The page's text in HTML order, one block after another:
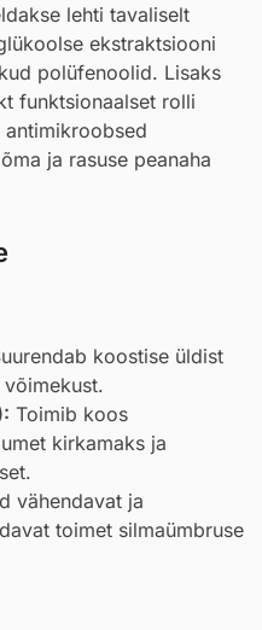
lehti tavaliselt
ekstraktsiooni
polüfenoolid. Lisaks
funktsionaalset rolli
antimikroobsed
ja rasuse peanaha
koostise üldist
Toimib koos
kirkamaks ja
vähendavat ja
toimet silmaümbruse